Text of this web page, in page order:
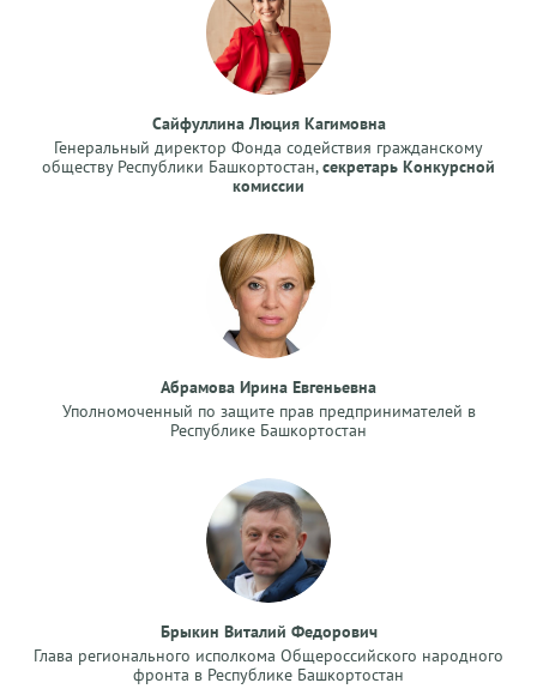
Сайфуллина Люция Кагимовна
Генеральный директор Фонда содействия гражданскому
обществу Республики Башкортостан,секретарь Конкурсной
комиссии
Абрамова Ирина Евгеньевна
Уполномоченный по защите прав предпринимателей в
Республике Башкортостан
Брыкин Виталий Федорович
Глава регионального исполкома Общероссийского народного
фронта в Республике Башкортостан